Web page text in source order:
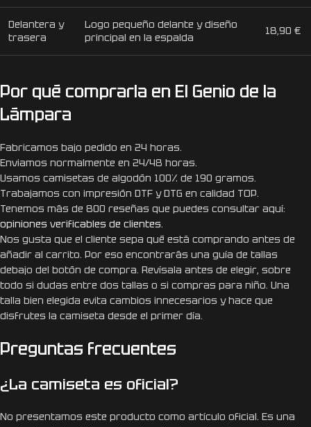
Delantera y
trasera
Logo pequeño delante y diseño
principal en la espalda
18,90 €
Por qué comprarla en El Genio de la
Lámpara
Fabricamos bajo pedido en 24 horas.
Enviamos normalmente en 24/48 horas.
Usamos camisetas de algodón 100% de 190 gramos.
Trabajamos con impresión DTF y DTG en calidad TOP.
Tenemos más de 800 reseñas que puedes consultar aquí:
opiniones verificables de clientes.
Nos gusta que el cliente sepa qué está comprando antes de
añadir al carrito. Por eso encontrarás una guía de tallas
debajo del botón de compra. Revísala antes de elegir, sobre
todo si dudas entre dos tallas o si compras para niño. Una
talla bien elegida evita cambios innecesarios y hace que
disfrutes la camiseta desde el primer día.
Preguntas frecuentes
¿La camiseta es oficial?
No presentamos este producto como artículo oficial. Es una